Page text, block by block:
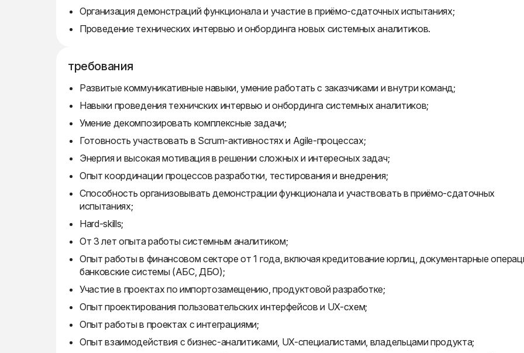
Организация демонстраций функционала и участие в приёмо-сдаточных испытаниях;
Проведение технических интервью и онбординга новых системных аналитиков.
требования
Развитые коммуникативные навыки, умение работать с заказчиками и внутри команд;
Навыки проведения техничских интервью и онбординга системных аналитиков;
Умение декомпозировать комплексные задачи;
Готовность участвовать в Scrum-активностях и Agile-процессах;
Энергия и высокая мотивация в решении сложных и интересных задач;
Опыт координации процессов разработки, тестирования и внедрения;
Способность организовывать демонстрации функционала и участвовать в приёмо-сдаточных
испытаниях;
Hard-skills;
От 3 лет опыта работы системным аналитиком;
Опыт работы в финансовом секторе от 1 года, включая кредитование юрлиц, документарные
банковские системы (АБС, ДБО);
Участие в проектах по импортозамещению, продуктовой разработке;
Опыт проектирования пользовательских интерфейсов и UX-схем;
Опыт работы в проектах с интеграциями;
Опыт взаимодействия с бизнес-аналитиками, UX-специалистами, владельцами продукта;